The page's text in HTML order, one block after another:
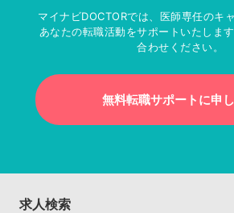
マイナビDOCTORでは、医師専任のキ
あなたの転職活動をサポートいたしま
合わせください。
無料転職サポートに申
求人検索